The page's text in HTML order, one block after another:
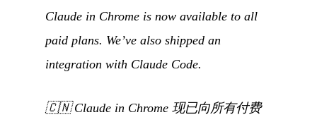
Claude in Chrome is now available to all
paid plans. We’ve also shipped an
integration with Claude Code.
🇨🇳Claude in Chrome 现已向所有付费